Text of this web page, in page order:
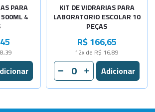
PARA
4
KIT DE VIDRARIAS PARA
LABORATORIO ESCOLAR 10
PEÇAS
R$ 166,65
12x de R$ 16,89